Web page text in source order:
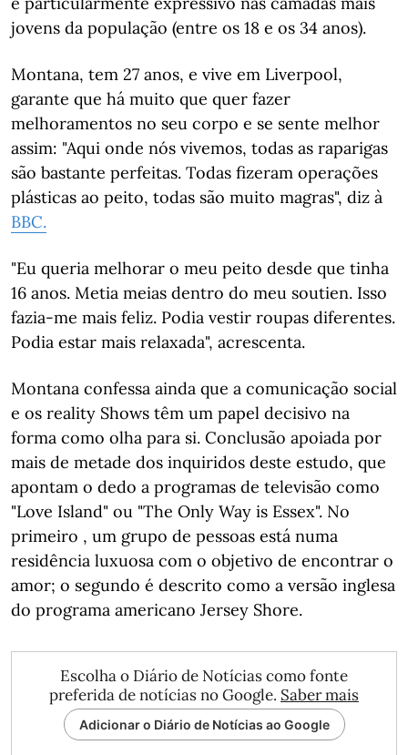
jovens da população (entre os 18 e os 34 anos).
Montana, tem 27 anos, e vive em Liverpool,
garante que há muito que quer fazer
melhoramentos no seu corpo e se sente melhor
assim: "Aqui onde nós vivemos, todas as raparigas
são bastante perfeitas. Todas fizeram operações
plásticas ao peito, todas são muito magras", diz à
BBC.
"Eu queria melhorar o meu peito desde que tinha
16 anos. Metia meias dentro do meu soutien. Isso
fazia-me mais feliz. Podia vestir roupas diferentes.
Podia estar mais relaxada", acrescenta.
Montana confessa ainda que a comunicação social
e os reality Shows têm um papel decisivo na
forma como olha para si. Conclusão apoiada por
mais de metade dos inquiridos deste estudo, que
apontam o dedo a programas de televisão como
"Love Island" ou "The Only Way is Essex". No
primeiro , um grupo de pessoas está numa
residência luxuosa com o objetivo de encontrar o
amor; o segundo é descrito como a versão inglesa
do programa americano Jersey Shore.
Escolha o Diário de Notícias como fonte
preferida de notícias no Google. Saber mais
Adicionar o Diário de Notícias ao Google